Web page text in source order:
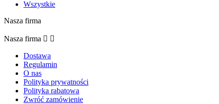
Wszystkie
Nasza firma
Nasza firma  
Dostawa
Regulamin
O nas
Polityka prywatności
Polityka rabatowa
Zwróć zamówienie